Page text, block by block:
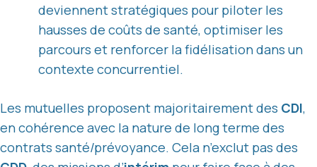
deviennent stratégiques pour piloter les
hausses de coûts de santé, optimiser les
parcours et renforcer la fidélisation dans un
contexte concurrentiel.
Les mutuelles proposent majoritairement des CDI,
en cohérence avec la nature de long terme des
contrats santé/prévoyance. Cela n’exclut pas des